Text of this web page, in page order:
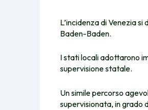
L’incidenza di Venezia
Baden-Baden.
I stati locali adottarono
supervisione statale.
Un simile percorso
supervisionata, in grado